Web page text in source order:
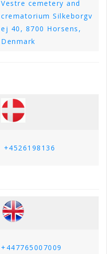
Vestre cemetery and
crematorium Silkeborgv
ej 40, 8700 Horsens,
Denmark
+4526198136
+447765007009